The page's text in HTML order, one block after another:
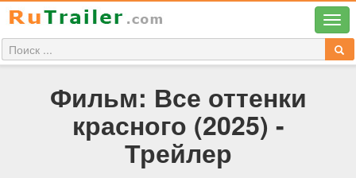
Фильм: Все оттенки
красного (2025) -
Трейлер